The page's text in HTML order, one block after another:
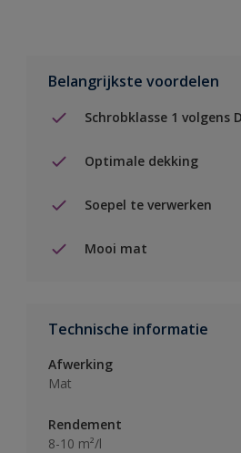
Belangrijkste voordelen
Schrobklasse 1 volgens
Optimale dekking
Soepel te verwerken
Mooi mat
Technische informatie
Afwerking
Mat
Rendement
8-10 m²/l